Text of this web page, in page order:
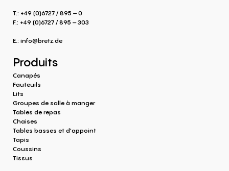
T.: +49 (0)6727 / 895 – 0
F.: +49 (0)6727 / 895 – 303
E.: info@bretz.de
Produits
Canapés
Fauteuils
Lits
Groupes de salle à manger
Tables de repas
Chaises
Tables basses et d'appoint
Tapis
Coussins
Tissus